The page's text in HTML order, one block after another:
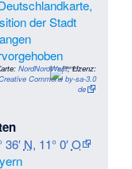
NordNordWest, Lizenz:
Commons by-sa-3.0
de
36′ N, 11° 0′O